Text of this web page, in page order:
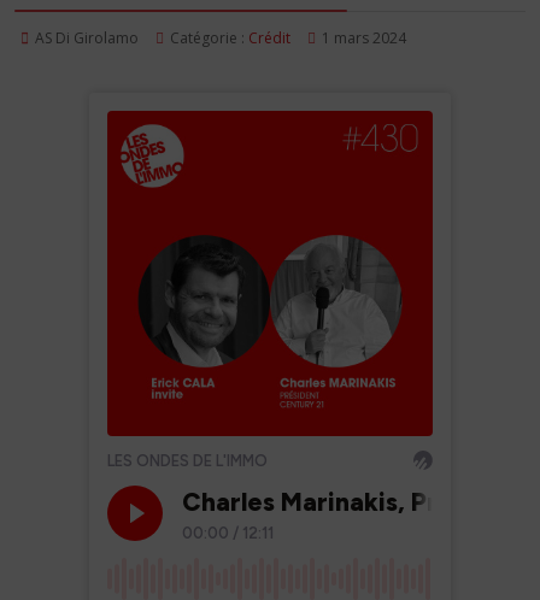
AS Di Girolamo Catégorie : Crédit 1 mars 2024